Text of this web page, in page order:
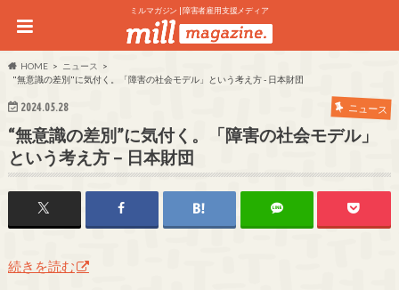
ミルマガジン | 障害者雇用支援メディア
HOME
ニュース
"無意識の差別"に気付く。「障害の社会モデル」という考え方 - 日本財団
2024.05.28 ニュース
“無意識の差別”に気付く。「障害の社会モデル」
という考え方 – 日本財団
続きを読む